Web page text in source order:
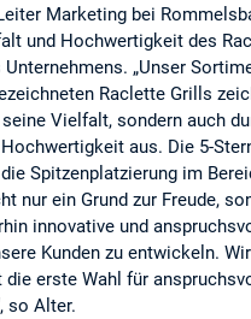
Marketing bei
und Hochwertigkeit des
„Unser
Raclette Grills
Vielfalt, sondern auch
aus. Die 5-
Spitzenplatzierung im
nur ein Grund zur Freude,
innovative und
Kunden zu entwickeln.
die erste Wahl für
so Alter.